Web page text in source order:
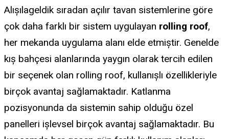
Alışılageldik sıradan açılır tavan sistemlerine göre
çok daha farklı bir sistem uygulayan rolling roof,
her mekanda uygulama alanı elde etmiştir. Genelde
kış bahçesi alanlarında yaygın olarak tercih edilen
bir seçenek olan rolling roof, kullanışlı özellikleriyle
birçok avantaj sağlamaktadır. Katlanma
pozisyonunda da sistemin sahip olduğu özel
panelleri işlevsel birçok avantaj sağlamaktadır. Bu